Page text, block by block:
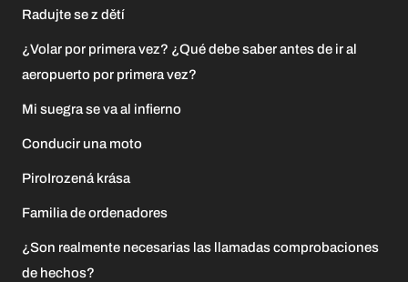
Radujte se z dětí
¿Volar por primera vez? ¿Qué debe saber antes de ir al
aeropuerto por primera vez?
Mi suegra se va al infierno
Conducir una moto
PiroIrozená krása
Familia de ordenadores
¿Son realmente necesarias las llamadas comprobaciones
de hechos?